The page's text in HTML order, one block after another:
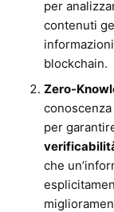
per
contenuti
blockchain.
Zero-
per
che